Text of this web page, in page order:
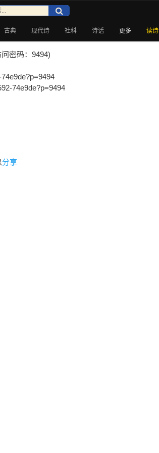
古典 现代诗 社科 诗话 更多 读诗
密码：9494)
74e9de?p=9494
分享